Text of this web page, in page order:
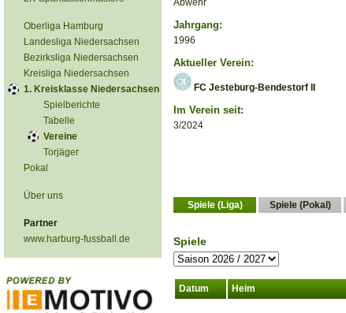
Oberliga Hamburg
Landesliga Niedersachsen
Bezirksliga Niedersachsen
Kreisliga Niedersachsen
1. Kreisklasse Niedersachsen
Spielberichte
Tabelle
Vereine
Torjäger
Pokal
Über uns
Partner
www.harburg-fussball.de
Abwehr
Jahrgang:
1996
Aktueller Verein:
FC Jesteburg-Bendestorf II
Im Verein seit:
3/2024
Spiele (Liga) Spiele (Pokal)
Spiele
Datum Heim